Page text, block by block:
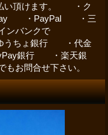
払い頂けます。 ・ク
・PayPal ・三
ンバンクで
ちょ銀行 ・代金
銀行 ・楽天銀
お問合せ下さい。